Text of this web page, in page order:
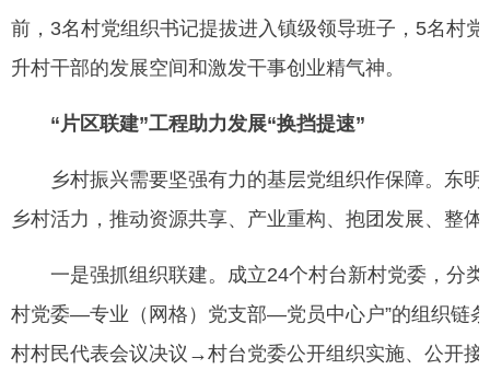
前，3名村党组织书记提拔进入镇级领导班子，5名村
升村干部的发展空间和激发干事创业精气神。
“片区联建”工程助力发展“换挡提速”
乡村振兴需要坚强有力的基层党组织作保障。东明
乡村活力，推动资源共享、产业重构、抱团发展、整体
一是强抓组织联建。成立24个村台新村党委，分类
村党委—专业（网格）党支部—党员中心户”的组织链
村村民代表会议决议→村台党委公开组织实施、公开